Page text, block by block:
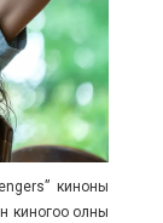
киноны
киногоо олны